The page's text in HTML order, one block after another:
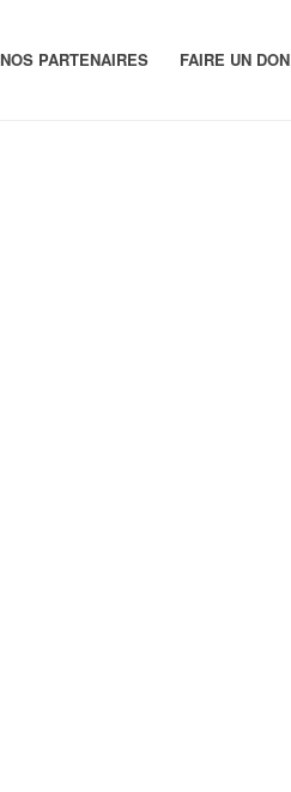
NOS PARTENAIRES FAIRE UN DON